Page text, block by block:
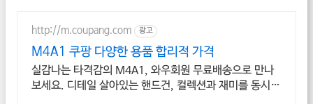
http://m.coupang.com 광고
M4A1 쿠팡 다양한 용품 합리적 가격
실감나는 타격감의 M4A1, 와우회원 무료배송으로 만나
보세요. 디테일 살아있는 핸드건, 컬렉션과 재미를 동시에